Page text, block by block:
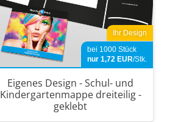
Ihr Design
bei 1000 Stück
nur 1,72 EUR/Stk.
Eigenes Design - Schul- und
Kindergartenmappe dreiteilig -
geklebt